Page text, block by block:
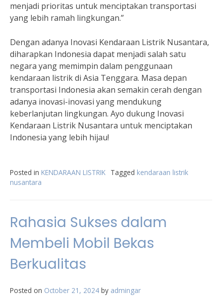
menjadi prioritas untuk menciptakan transportasi
yang lebih ramah lingkungan.”
Dengan adanya Inovasi Kendaraan Listrik Nusantara,
diharapkan Indonesia dapat menjadi salah satu
negara yang memimpin dalam penggunaan
kendaraan listrik di Asia Tenggara. Masa depan
transportasi Indonesia akan semakin cerah dengan
adanya inovasi-inovasi yang mendukung
keberlanjutan lingkungan. Ayo dukung Inovasi
Kendaraan Listrik Nusantara untuk menciptakan
Indonesia yang lebih hijau!
Posted in KENDARAAN LISTRIK Tagged kendaraan listrik
nusantara
Rahasia Sukses dalam
Membeli Mobil Bekas
Berkualitas
Posted on October 21, 2024 by admingar